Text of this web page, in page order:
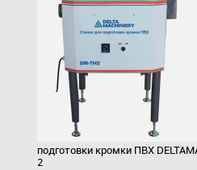
подготовки кромки ПВХ
2